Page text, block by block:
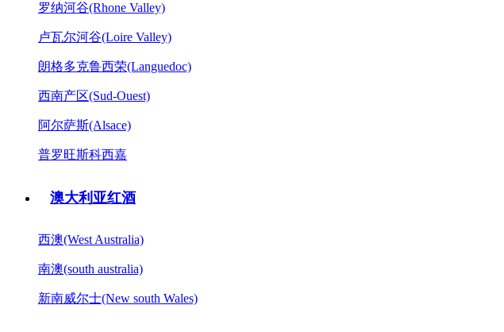
罗纳河谷(Rhone Valley)
卢瓦尔河谷(Loire Valley)
朗格多克鲁西荣(Languedoc)
西南产区(Sud-Ouest)
阿尔萨斯(Alsace)
普罗旺斯科西嘉
澳大利亚红酒
西澳(West Australia)
南澳(south australia)
新南威尔士(New south Wales)